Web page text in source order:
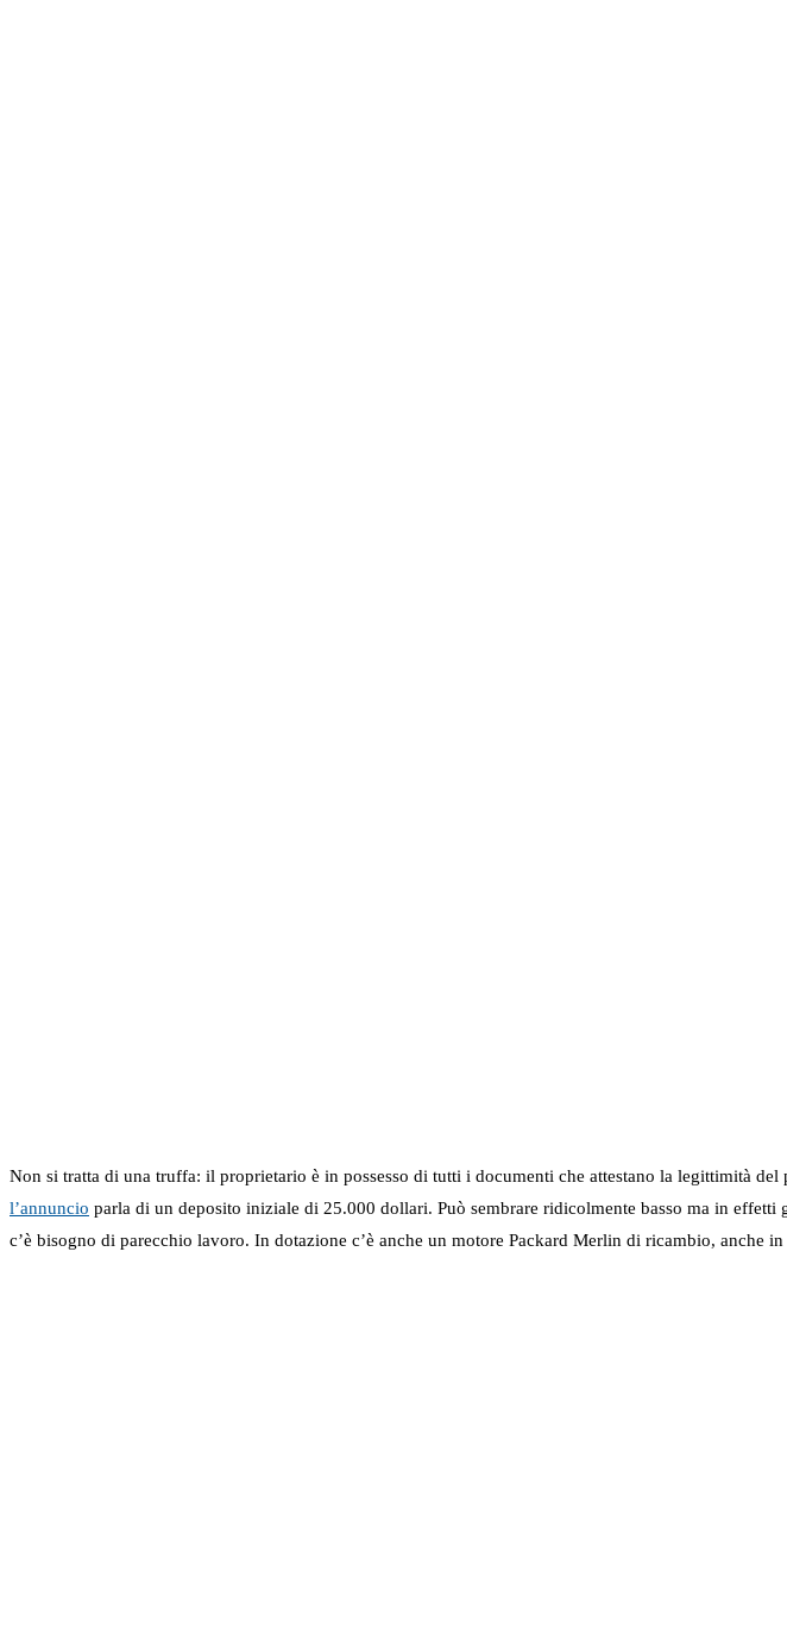
Non si tratta di una truffa: il proprietario è in possesso di tutti i documenti che attestano la legittimità del
l’annuncio parla di un deposito iniziale di 25.000 dollari. Può sembrare ridicolmente basso ma in
c’è bisogno di parecchio lavoro. In dotazione c’è anche un motore Packard Merlin di ricambio,